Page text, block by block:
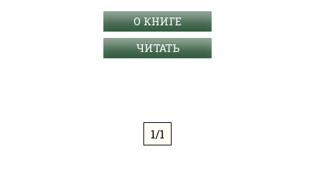
О КНИГЕ
ЧИТАТЬ
1/1